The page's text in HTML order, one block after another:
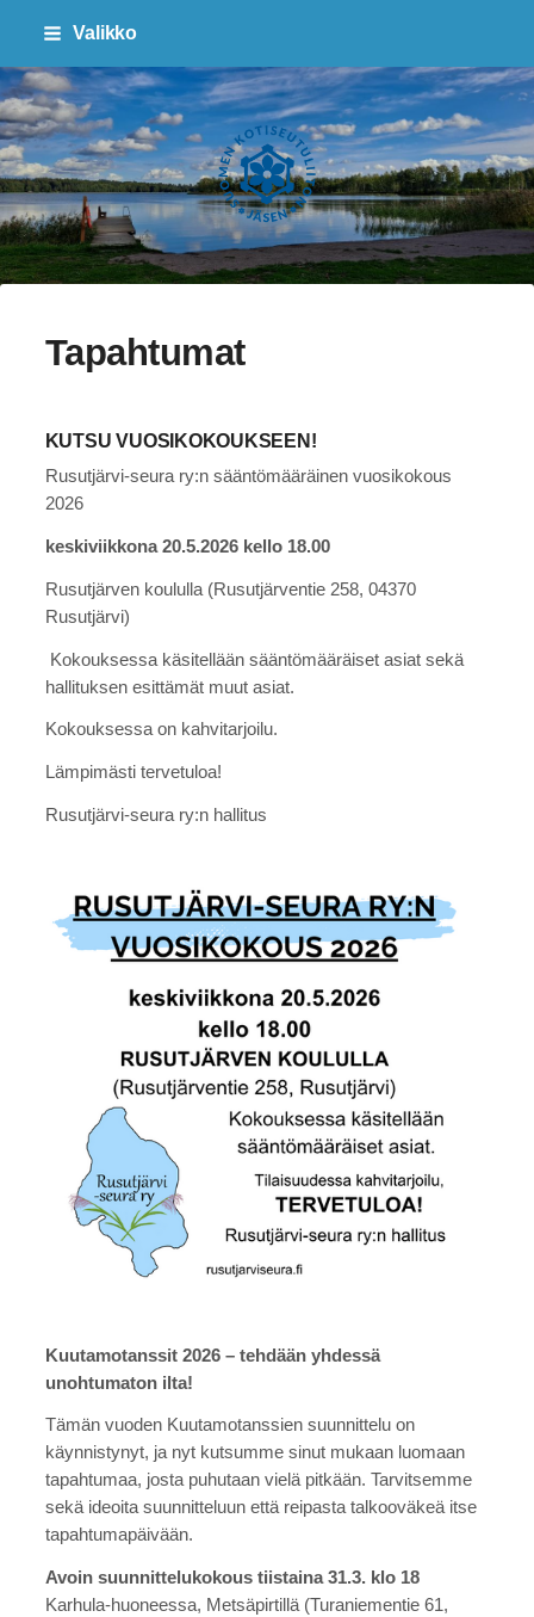
Siirry
sisältöön
Valikko
Sivuston etusivulle
Tapahtumat
KUTSU VUOSIKOKOUKSEEN!
Rusutjärvi-seura ry:n sääntömääräinen vuosikokous
2026
keskiviikkona 20.5.2026 kello 18.00
Rusutjärven koululla (Rusutjärventie 258, 04370
Rusutjärvi)
Kokouksessa käsitellään sääntömääräiset asiat sekä
hallituksen esittämät muut asiat.
Kokouksessa on kahvitarjoilu.
Lämpimästi tervetuloa!
Rusutjärvi-seura ry:n hallitus
Kuutamotanssit 2026 – tehdään yhdessä
unohtumaton ilta!
Tämän vuoden Kuutamotanssien suunnittelu on
käynnistynyt, ja nyt kutsumme sinut mukaan luomaan
tapahtumaa, josta puhutaan vielä pitkään. Tarvitsemme
sekä ideoita suunnitteluun että reipasta talkooväkeä itse
tapahtumapäivään.
Avoin suunnittelukokous tiistaina 31.3. klo 18
Karhula-huoneessa, Metsäpirtillä (Turaniementie 61,